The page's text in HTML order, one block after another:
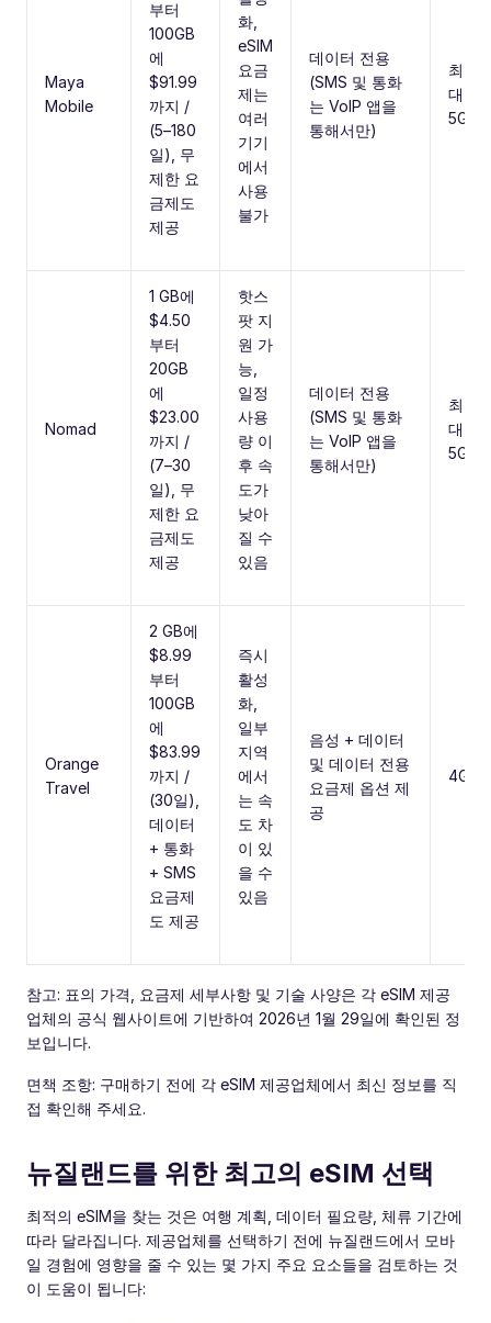
Maya
Mobile
부터
100GB
에
$91.99
까지 /
(5–180
일), 무
제한 요
금제도
제공
화,
eSIM
요금
제는
여러
기기
에서
사용
불가
데이터 전용
(SMS 및 통화
는 VoIP 앱을
통해서만)
최
대
5G
Nomad
1 GB에
$4.50
부터
20GB
에
$23.00
까지 /
(7–30
일), 무
제한 요
금제도
제공
핫스
팟 지
원 가
능,
일정
사용
량 이
후 속
도가
낮아
질 수
있음
데이터 전용
(SMS 및 통화
는 VoIP 앱을
통해서만)
최
대
5G
Orange
Travel
2 GB에
$8.99
부터
100GB
에
$83.99
까지 /
(30일),
데이터
+ 통화
+ SMS
요금제
도 제공
즉시
활성
화,
일부
지역
에서
는 속
도 차
이 있
을 수
있음
음성 + 데이터
및 데이터 전용
요금제 옵션 제
공
4G
참고: 표의 가격, 요금제 세부사항 및 기술 사양은 각 eSIM 제공
업체의 공식 웹사이트에 기반하여 2026년 1월 29일에 확인된 정
보입니다.
면책 조항: 구매하기 전에 각 eSIM 제공업체에서 최신 정보를 직
접 확인해 주세요.
뉴질랜드를 위한 최고의 eSIM 선택
최적의 eSIM을 찾는 것은 여행 계획, 데이터 필요량, 체류 기간에
따라 달라집니다. 제공업체를 선택하기 전에 뉴질랜드에서 모바
일 경험에 영향을 줄 수 있는 몇 가지 주요 요소들을 검토하는 것
이 도움이 됩니다: